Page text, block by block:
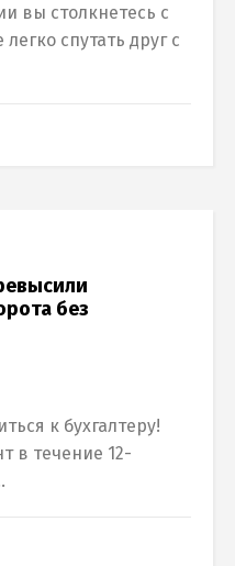
вы столкнетесь с
спутать друг с
без
к бухгалтеру!
в течение 12-